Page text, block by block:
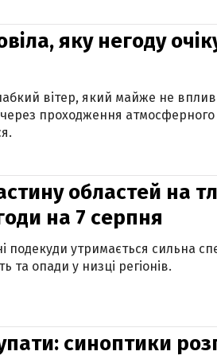
яку негоду
вітер, який майже не
через проходження
областей на
на 7 серпня
подекуди утримається сильна
та опади у низці регіонів.
синоптики